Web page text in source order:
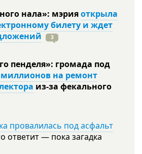
нала»: мэрияоткрыла
билету и ждет
3
пенделя»: громада под
миллионов на ремонт
из-за фекального
провалилась под асфальт
ответит — пока загадка